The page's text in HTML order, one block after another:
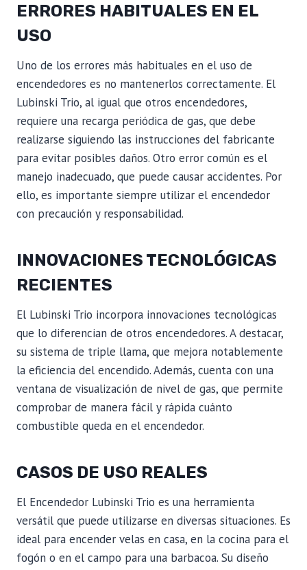
ERRORES HABITUALES EN EL
USO
Uno de los errores más habituales en el uso de
encendedores es no mantenerlos correctamente. El
Lubinski Trio, al igual que otros encendedores,
requiere una recarga periódica de gas, que debe
realizarse siguiendo las instrucciones del fabricante
para evitar posibles daños. Otro error común es el
manejo inadecuado, que puede causar accidentes. Por
ello, es importante siempre utilizar el encendedor
con precaución y responsabilidad.
INNOVACIONES TECNOLÓGICAS
RECIENTES
El Lubinski Trio incorpora innovaciones tecnológicas
que lo diferencian de otros encendedores. A destacar,
su sistema de triple llama, que mejora notablemente
la eficiencia del encendido. Además, cuenta con una
ventana de visualización de nivel de gas, que permite
comprobar de manera fácil y rápida cuánto
combustible queda en el encendedor.
CASOS DE USO REALES
El Encendedor Lubinski Trio es una herramienta
versátil que puede utilizarse en diversas situaciones. Es
ideal para encender velas en casa, en la cocina para el
fogón o en el campo para una barbacoa. Su diseño